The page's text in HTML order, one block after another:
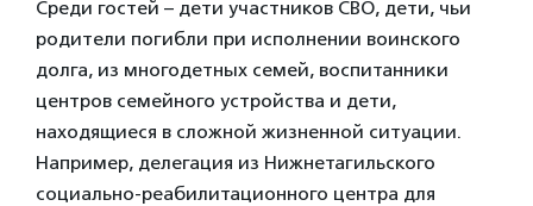
Среди гостей – дети участников СВО, дети, чьи
родители погибли при исполнении воинского
долга, из многодетных семей, воспитанники
центров семейного устройства и дети,
находящиеся в сложной жизненной ситуации.
Например, делегация из Нижнетагильского
социально-реабилитационного центра для